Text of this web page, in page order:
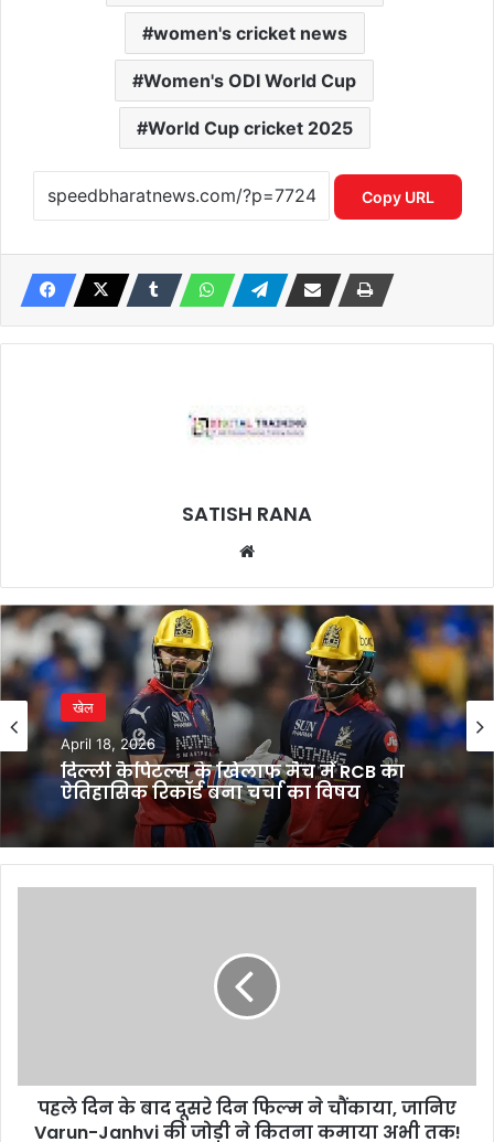
women's cricket news
Women's ODI World Cup
World Cup cricket 2025
Copy URL
SATISH RANA
खेल
April 18, 2026
दिल्ली कैपिटल्स के खिलाफ मैच में RCB का
ऐतिहासिक रिकॉर्ड बना चर्चा का विषय
चौंकाया,
जानिए
Varun-
पहले दिन के बाद दूसरे दिन फिल्म ने चौंकाया, जानिए
Varun-Janhvi की जोड़ी ने कितना कमाया अभी तक!